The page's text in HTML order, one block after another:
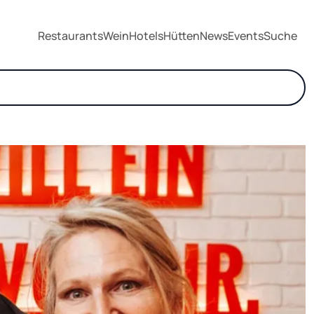
RestaurantsWeinHotelsHüttenNewsEventsSuche